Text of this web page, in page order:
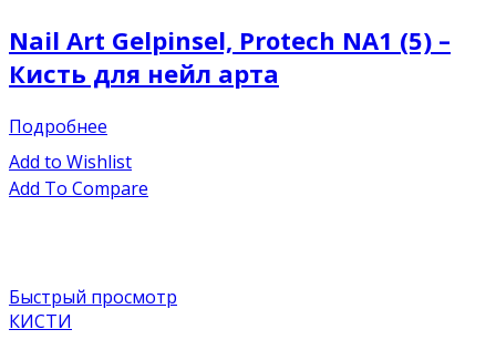
Nail Art Gelpinsel, Protech NA1 (5) –
Кисть для нейл арта
Подробнее
Add to Wishlist
Add To Compare
Быстрый просмотр
КИСТИ